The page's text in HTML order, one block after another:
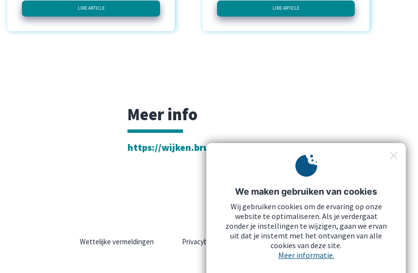
LIRE ARTICLE LIRE ARTICLE
Meer info
https://wijken.brussels/2/
Wettelijke vermeldingen Privacybeleid Cookies Download onze logo's
We maken gebruiken van cookies
Wij gebruiken cookies om de ervaring op onze
website te optimaliseren. Als je verdergaat
zonder je instellingen te wijzigen, gaan we ervan
uit dat je instemt met het ontvangen van alle
cookies van deze site.
Meer informatie.